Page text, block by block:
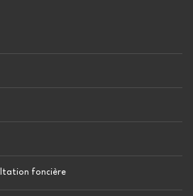
foncière